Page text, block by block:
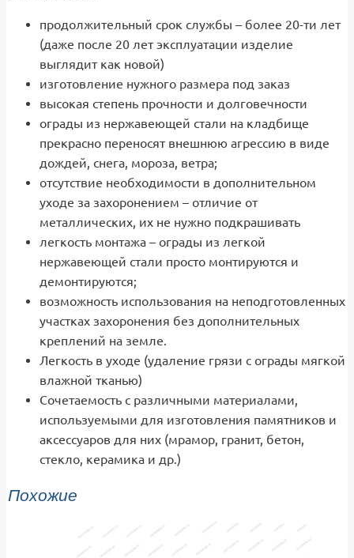
продолжительный срок службы – более 20-ти лет
(даже после 20 лет эксплуатации изделие
выглядит как новой)
изготовление нужного размера под заказ
высокая степень прочности и долговечности
ограды из нержавеющей стали на кладбище
прекрасно переносят внешнюю агрессию в виде
дождей, снега, мороза, ветра;
отсутствие необходимости в дополнительном
уходе за захоронением – отличие от
металлических, их не нужно подкрашивать
легкость монтажа – ограды из легкой
нержавеющей стали просто монтируются и
демонтируются;
возможность использования на неподготовленных
участках захоронения без дополнительных
креплений на земле.
Легкость в уходе (удаление грязи с ограды мягкой
влажной тканью)
Сочетаемость с различными материалами,
используемыми для изготовления памятников и
аксессуаров для них (мрамор, гранит, бетон,
стекло, керамика и др.)
Похожие